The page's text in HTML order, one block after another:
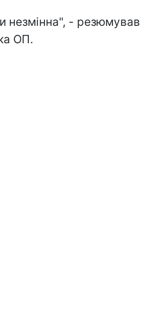
незмінна", - резюмував
ОП.